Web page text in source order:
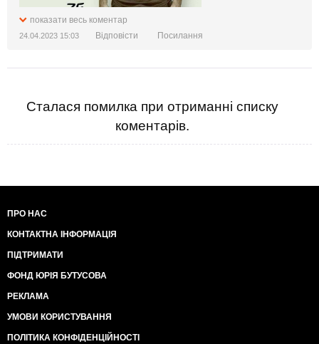
показати весь коментар
24.04.2023 15:03 Відповісти Посилання
Сталася помилка при отриманні списку
коментарів.
ПРО НАС
КОНТАКТНА ІНФОРМАЦІЯ
ПІДТРИМАТИ
ФОНД ЮРІЯ БУТУСОВА
РЕКЛАМА
УМОВИ КОРИСТУВАННЯ
ПОЛІТИКА КОНФІДЕНЦІЙНОСТІ